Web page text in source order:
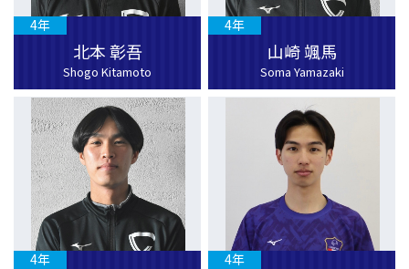
北本 彰吾
Shogo Kitamoto
4年
山崎 颯馬
Soma Yamazaki
4年
4年 4年